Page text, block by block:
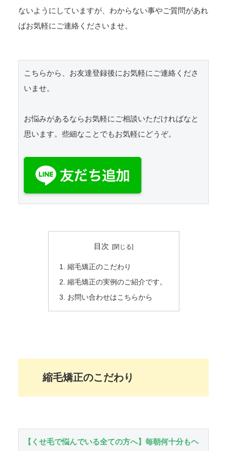
ないようにしていますが、わからない事やご質問があれ
ばお気軽にご連絡くださいませ。
こちらから、お友達登録後にお気軽にご連絡くださ
いませ。
お悩みがあるならお気軽にご相談いただければなと
思います。些細なことでもお気軽にどうぞ。
目次
縮毛矯正のこだわり
縮毛矯正の実例のご紹介です。
お問い合わせはこちらから
縮毛矯正のこだわり
【くせ毛で悩んでいる全ての方へ】毎朝何十分もヘ